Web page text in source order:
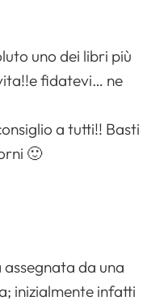
uno dei libri più
fidatevi… ne
a tutti!! Basti
🙂
da una
inizialmente infatti